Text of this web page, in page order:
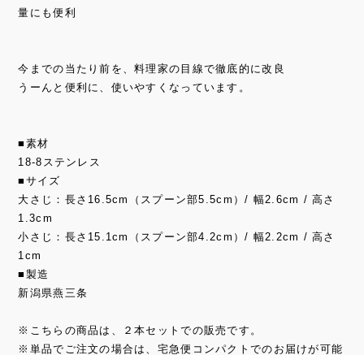
量にも便利
今までの当たり前を、料理家の目線で徹底的に改良
うーんと便利に、使いやすくなっています。
■素材
18-8ステンレス
■サイズ
大さじ：長さ16.5cm（スプーン部5.5cm）/ 幅2.6cm / 高さ
1.3cm
小さじ：長さ15.1cm（スプーン部4.2cm）/ 幅2.2cm / 高さ
1cm
■製造
新潟県燕三条
※こちらの商品は、２本セットでの販売です。
※単品でご注文の場合は、宅急便コンパクトでのお届けが可能